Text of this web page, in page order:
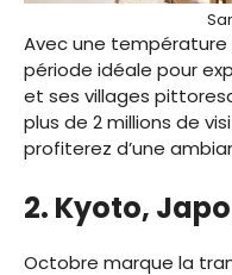
Avec une température
période idéale pour
et ses villages
plus de 2 millions de
profiterez d’une
2. Kyoto,
Octobre marque la